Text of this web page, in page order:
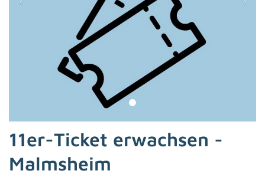
11er-Ticket erwachsen -
Malmsheim